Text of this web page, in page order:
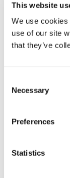
This website
We use
use of our site
that they’ve
Selection
Necessary
Preferences
Statistics